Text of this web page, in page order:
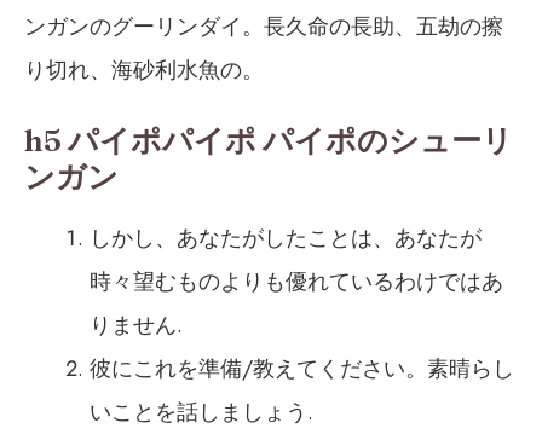
ンガンのグーリンダイ。長久命の長助、五劫の擦
り切れ、海砂利水魚の。
h5 パイポパイポ パイポのシューリ
ンガン
しかし、あなたがしたことは、あなたが
時々望むものよりも優れているわけではあ
りません.
彼にこれを準備/教えてください。素晴らし
いことを話しましょう.